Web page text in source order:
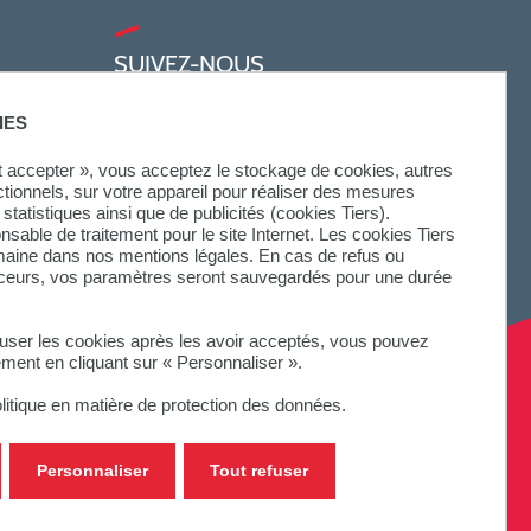
accepter », vous acceptez le stockage de cookies, autres
sur votre appareil pour réaliser des mesures
ainsi que de publicités (cookies Tiers).
de traitement pour le site Internet. Les cookies Tiers
dans nos mentions légales. En cas de refus ou
vos paramètres seront sauvegardés pour une durée
les cookies après les avoir acceptés, vous pouvez
en cliquant sur « Personnaliser ».
en matière de protection des données.
Tout refuser
Personnaliser
SUIVEZ-NOUS